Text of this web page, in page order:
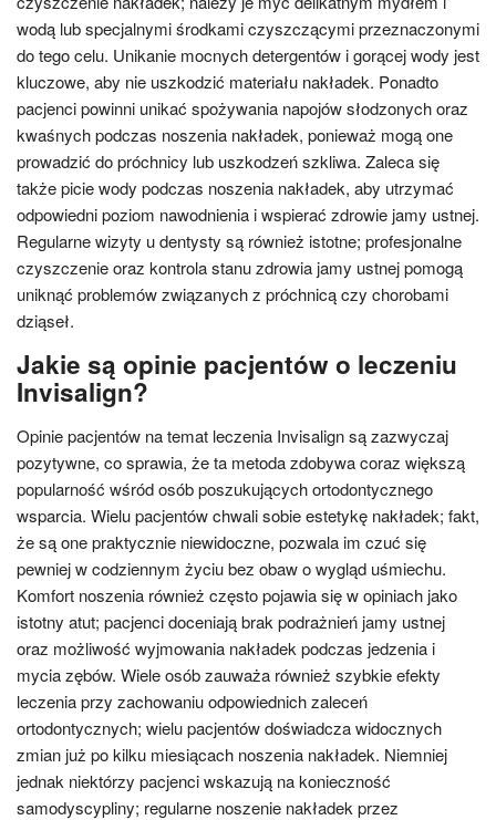
wodą lub specjalnymi środkami czyszczącymi przeznaczonymi
do tego celu. Unikanie mocnych detergentów i gorącej wody jest
kluczowe, aby nie uszkodzić materiału nakładek. Ponadto
pacjenci powinni unikać spożywania napojów słodzonych oraz
kwaśnych podczas noszenia nakładek, ponieważ mogą one
prowadzić do próchnicy lub uszkodzeń szkliwa. Zaleca się
także picie wody podczas noszenia nakładek, aby utrzymać
odpowiedni poziom nawodnienia i wspierać zdrowie jamy ustnej.
Regularne wizyty u dentysty są również istotne; profesjonalne
czyszczenie oraz kontrola stanu zdrowia jamy ustnej pomogą
uniknąć problemów związanych z próchnicą czy chorobami
dziąseł.
Jakie są opinie pacjentów o leczeniu
Invisalign?
Opinie pacjentów na temat leczenia Invisalign są zazwyczaj
pozytywne, co sprawia, że ta metoda zdobywa coraz większą
popularność wśród osób poszukujących ortodontycznego
wsparcia. Wielu pacjentów chwali sobie estetykę nakładek; fakt,
że są one praktycznie niewidoczne, pozwala im czuć się
pewniej w codziennym życiu bez obaw o wygląd uśmiechu.
Komfort noszenia również często pojawia się w opiniach jako
istotny atut; pacjenci doceniają brak podrażnień jamy ustnej
oraz możliwość wyjmowania nakładek podczas jedzenia i
mycia zębów. Wiele osób zauważa również szybkie efekty
leczenia przy zachowaniu odpowiednich zaleceń
ortodontycznych; wielu pacjentów doświadcza widocznych
zmian już po kilku miesiącach noszenia nakładek. Niemniej
jednak niektórzy pacjenci wskazują na konieczność
samodyscypliny; regularne noszenie nakładek przez